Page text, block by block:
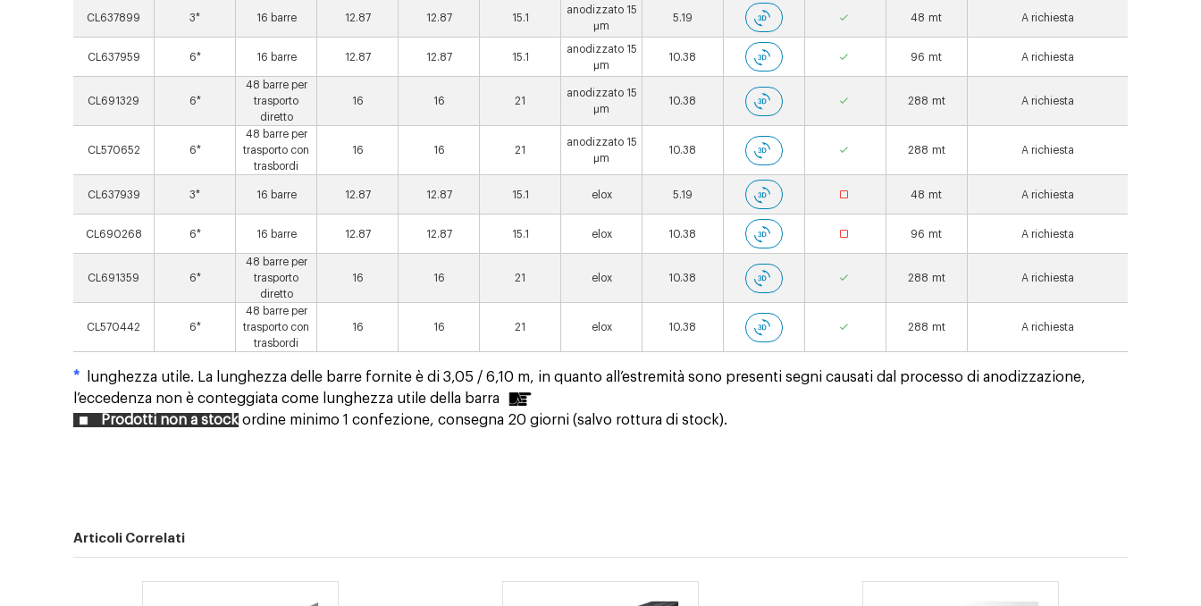
CL637899 3* 16 barre 12.87 12.87 15.1
anodizzato 15
µm
5.19 48 mt A richiesta
CL637959 6* 16 barre 12.87 12.87 15.1
anodizzato 15
µm
10.38 96 mt A richiesta
CL691329 6*
48 barre per
trasporto
diretto
16 16 21
anodizzato 15
µm
10.38 288 mt A richiesta
CL570652 6*
48 barre per
trasporto con
trasbordi
16 16 21
anodizzato 15
µm
10.38 288 mt A richiesta
CL637939 3* 16 barre 12.87 12.87 15.1 elox 5.19 48 mt A richiesta
CL690268 6* 16 barre 12.87 12.87 15.1 elox 10.38 96 mt A richiesta
CL691359 6*
48 barre per
trasporto
diretto
16 16 21 elox 10.38 288 mt A richiesta
CL570442 6*
48 barre per
trasporto con
trasbordi
16 16 21 elox 10.38 288 mt A richiesta
*
lunghezza utile. La lunghezza delle barre fornite è di 3,05 / 6,10 m, in quanto all’estremità sono presenti segni causati dal processo di anodizzazione,
l’eccedenza non è conteggiata come lunghezza utile della barra
Prodotti non a stock ordine minimo 1 confezione, consegna 20 giorni (salvo rottura di stock).
Articoli Correlati